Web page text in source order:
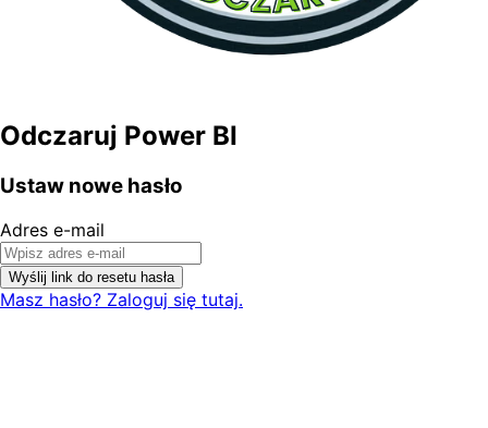
Odczaruj Power BI
Ustaw nowe hasło
Adres e-mail
Wyślij link do resetu hasła
Masz hasło? Zaloguj się tutaj.